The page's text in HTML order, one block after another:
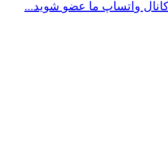
واتساپ ما عضو شوید...